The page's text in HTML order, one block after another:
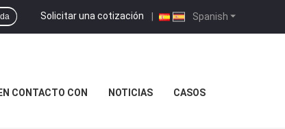
Spanish
Solicitar una cotización |
CONTACTO CON NOTICIAS CASOS